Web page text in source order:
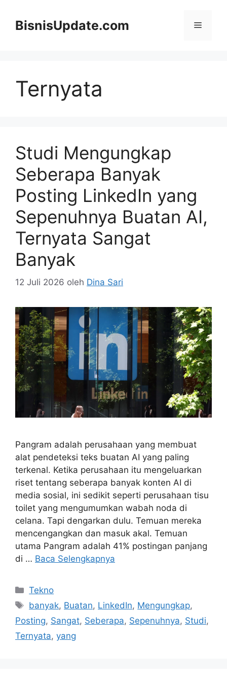
BisnisUpdate.com Menu
Ternyata
Studi Mengungkap
Seberapa Banyak
Posting LinkedIn yang
Sepenuhnya Buatan AI,
Ternyata Sangat
Banyak
12 Juli 2026 oleh Dina Sari
Pangram adalah perusahaan yang membuat
alat pendeteksi teks buatan AI yang paling
terkenal. Ketika perusahaan itu mengeluarkan
riset tentang seberapa banyak konten AI di
media sosial, ini sedikit seperti perusahaan tisu
toilet yang mengumumkan wabah noda di
celana. Tapi dengarkan dulu. Temuan mereka
mencengangkan dan masuk akal. Temuan
utama Pangram adalah 41% postingan panjang
di … Baca Selengkapnya
Kategori
Tekno
Tag
banyak, Buatan, LinkedIn, Mengungkap,
Posting, Sangat, Seberapa, Sepenuhnya, Studi,
Ternyata, yang